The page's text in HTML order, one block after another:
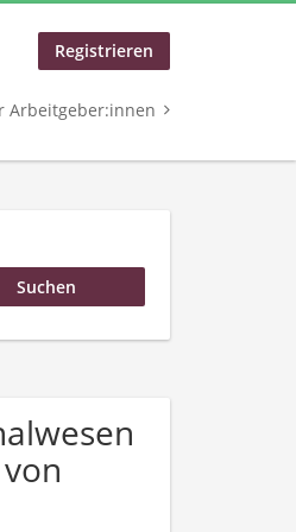
Registrieren
Arbeitgeber:innen